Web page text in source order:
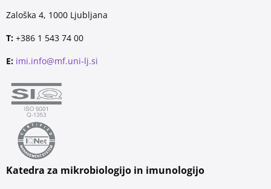
Zaloška 4, 1000 Ljubljana
T: +386 1 543 74 00
E: imi.info@mf.uni-lj.si
Katedra za mikrobiologijo in imunologijo